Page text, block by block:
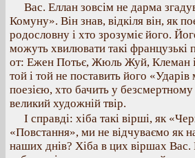
Вас. Еллан зовсім не дарма
Комуну». Він знав, відкіля він, як
родословну і хто зрозуміє його.
можуть хвилювати такі французькі
от: Ежен Потьє, Жюль Жуй, Клеман і
той і той не поставить його «Ударів
поезією, хто бачить у
великий художній твір.
І справді: хіба такі вірші, як
«Повстання», ми не відчуваємо як
наших днів? Хіба в цих віршах Вас.